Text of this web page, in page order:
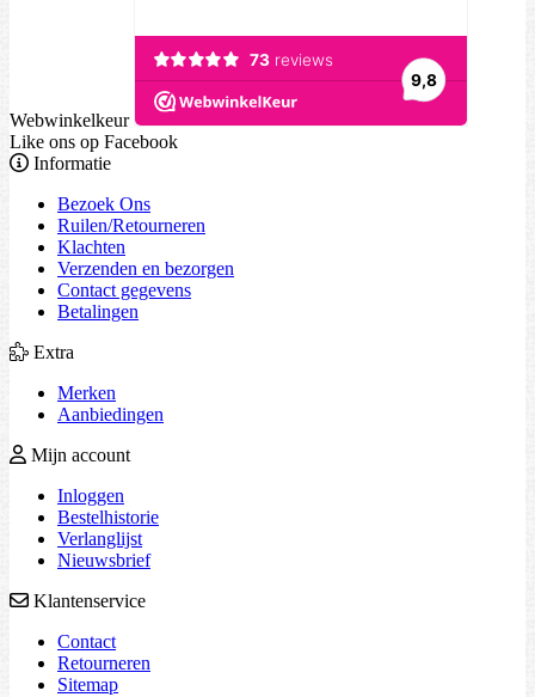
Webwinkelkeur
Like ons op Facebook
Informatie
Bezoek Ons
Ruilen/Retourneren
Klachten
Verzenden en bezorgen
Contact gegevens
Betalingen
Extra
Merken
Aanbiedingen
Mijn account
Inloggen
Bestelhistorie
Verlanglijst
Nieuwsbrief
Klantenservice
Contact
Retourneren
Sitemap